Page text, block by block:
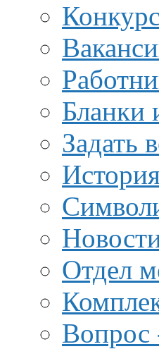
Бланки
Задать
Отдел
Вопрос